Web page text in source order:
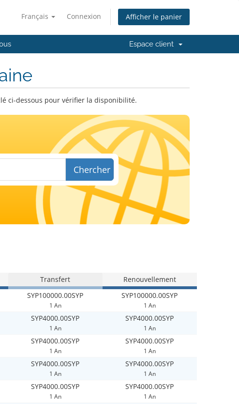
Français Connexion Afficher le panier
Espace client
ci-dessous pour vérifier la disponibilité.
Chercher
Transfert Renouvellement
SYP100000.00SYP
1 An
SYP100000.00SYP
1 An
SYP4000.00SYP
1 An
SYP4000.00SYP
1 An
SYP4000.00SYP
1 An
SYP4000.00SYP
1 An
SYP4000.00SYP
1 An
SYP4000.00SYP
1 An
SYP4000.00SYP
1 An
SYP4000.00SYP
1 An